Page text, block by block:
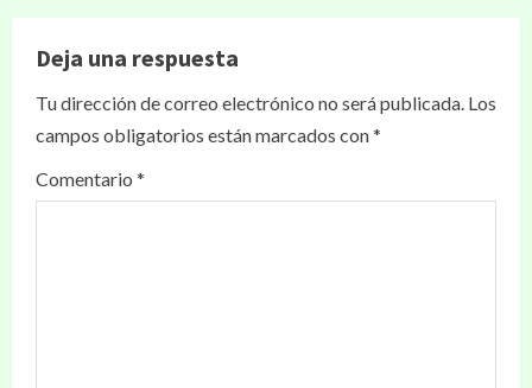
Deja una respuesta
Tu dirección de correo electrónico no será publicada. Los
campos obligatorios están marcados con*
Comentario *